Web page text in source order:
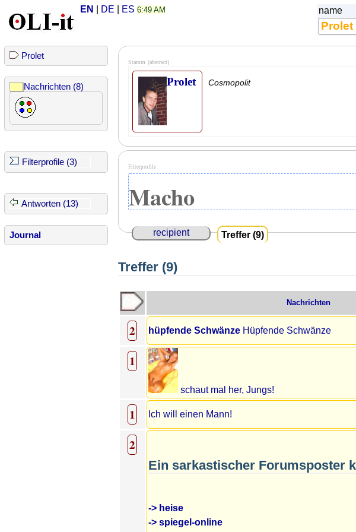
name
EN DE ES 6:49 AM
Prolet
Nachrichten (8)
Filterprofile (3)
Antworten (13)
Journal
Stamm (abstract)
Prolet Cosmopolit
Filterprofile
Macho
recipient Treffer (9)
Treffer (9)
Nachrichten
2 hüpfende Schwänze Hüpfende Schwänze
1
schaut mal her, Jungs!
1 Ich will einen Mann!
2
Ein sarkastischer Forumsposter
-> heise
-> spiegel-online